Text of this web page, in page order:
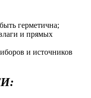
герметична;
и прямых
и источников